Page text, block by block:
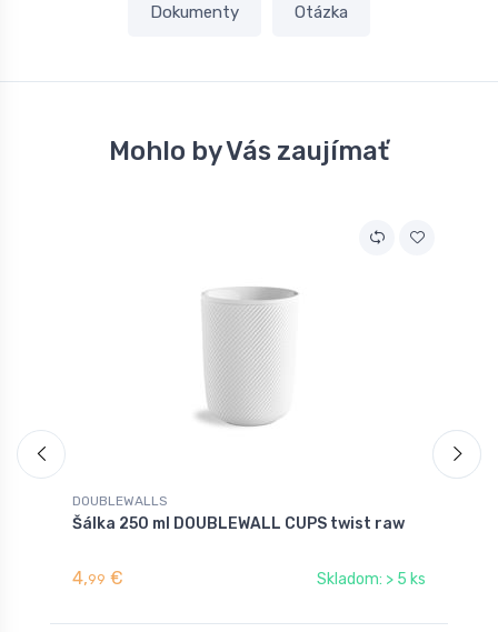
Dokumenty Otázka
Mohlo by Vás zaujímať
DOUBLEWALLS
Šálka 250 ml DOUBLEWALL CUPS twist raw
4,99 € Skladom: > 5 ks